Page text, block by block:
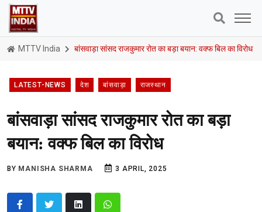
MTTV India बांसवाड़ा सांसद राजकुमार रोत का बड़ा बयान: वक्फ बिल का विरोध
LATEST-NEWS देश बांसवाड़ा राजस्थान
बांसवाड़ा सांसद राजकुमार रोत का बड़ा
बयान: वक्फ बिल का विरोध
BY MANISHA SHARMA 3 APRIL, 2025